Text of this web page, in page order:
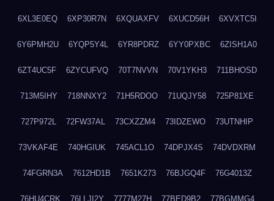
6XL3E0EQ 6XP30R7N 6XQUAXFV 6XUCD56H 6XVXTC5I
6Y6PMH2U 6YQP5Y4L 6YR8PDRZ 6YY0PXBC 6ZISH1A0
6ZT4UC5F 6ZYCUFVQ 70T7NVVN 70V1YKH3 711BHOSD
713M5IHY 718NNXY2 71H5RDOO 71UQJY58 725P81XE
727P972L 72FW37AL 73CXZZM4 73IDZEWO 73UTNHIP
73VKAF4E 740HGIUK 745ACL1O 74DPJX4S 74DVDXRM
74FGRN3A 7612HD1B 7651K273 76BJGQ4F 76G4013Z
76HU4CRK 76LLJI2Y 7777M27H 77BED9B2 77BGMMG4